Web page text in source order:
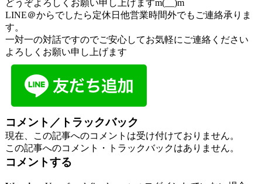
どうぞよろしくお願い申し上げますm(__)m
LINE＠からでしたら定休日他営業時間外でもご連絡承りま
す。
一対一の対話ですのでご安心してお気軽にご連絡ください
よろしくお願い申し上げます
コメント／トラックバック
現在、この記事へのコメントは受け付けておりません。
この記事へのコメント・トラックバックはありません。
コメントする